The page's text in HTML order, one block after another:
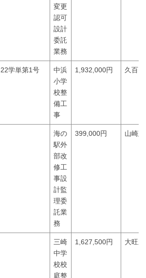
変更
認可
設計
委託
業務
22学単第1号
中浜
小学
校整
備工
事
1,932,000円 久百
海の
駅外
部改
修工
事設
計監
理委
託業
務
399,000円 山崎
三崎
中学
校校
庭整
1,627,500円 大旺